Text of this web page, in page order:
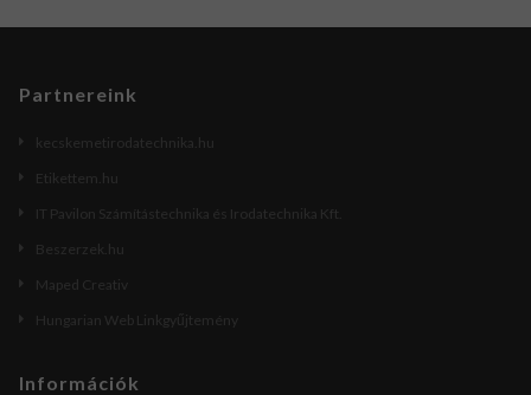
Partnereink
kecskemetirodatechnika.hu
Etikettem.hu
IT Pavilon Számítástechnika és Irodatechnika Kft.
Beszerzek.hu
Maped Creativ
Hungarian Web Linkgyűjtemény
Információk